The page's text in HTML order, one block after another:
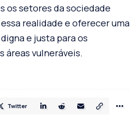
os setores da sociedade
realidade e oferecer uma
e justa para os
áreas vulneráveis.
Twitter